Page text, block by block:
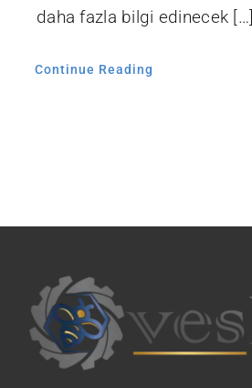
daha fazla bilgi edinecek […]
Continue Reading